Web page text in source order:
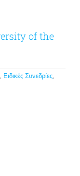
of the
, Ειδικές Συνεδρίες,